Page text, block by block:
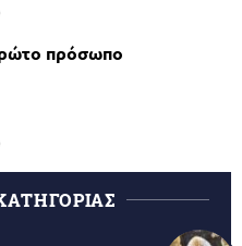
πρόσωπο